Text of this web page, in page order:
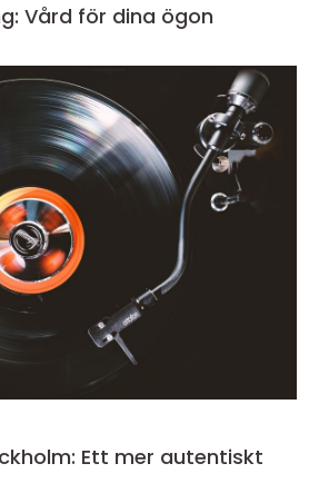
Vård för dina ögon
Ett mer autentiskt